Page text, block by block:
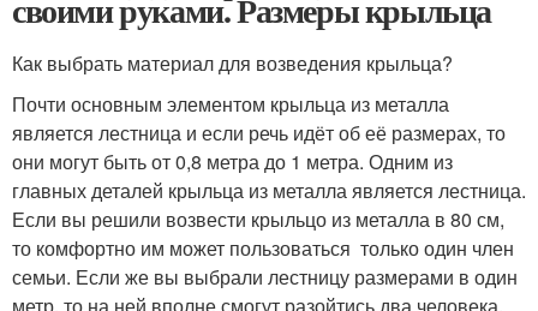
своими руками. Размеры крыльца
Как выбрать материал для возведения крыльца?
Почти основным элементом крыльца из металла
является лестница и если речь идёт об её размерах, то
они могут быть от 0,8 метра до 1 метра. Одним из
главных деталей крыльца из металла является лестница.
Если вы решили возвести крыльцо из металла в 80 см,
то комфортно им может пользоваться только один член
семьи. Если же вы выбрали лестницу размерами в один